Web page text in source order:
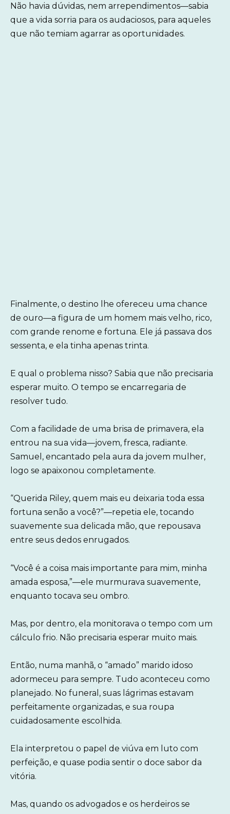
Não havia dúvidas, nem arrependimentos—sabia
que a vida sorria para os audaciosos, para aqueles
que não temiam agarrar as oportunidades.
Finalmente, o destino lhe ofereceu uma chance
de ouro—a figura de um homem mais velho, rico,
com grande renome e fortuna. Ele já passava dos
sessenta, e ela tinha apenas trinta.
E qual o problema nisso? Sabia que não precisaria
esperar muito. O tempo se encarregaria de
resolver tudo.
Com a facilidade de uma brisa de primavera, ela
entrou na sua vida—jovem, fresca, radiante.
Samuel, encantado pela aura da jovem mulher,
logo se apaixonou completamente.
“Querida Riley, quem mais eu deixaria toda essa
fortuna senão a você?”—repetia ele, tocando
suavemente sua delicada mão, que repousava
entre seus dedos enrugados.
“Você é a coisa mais importante para mim, minha
amada esposa,”—ele murmurava suavemente,
enquanto tocava seu ombro.
Mas, por dentro, ela monitorava o tempo com um
cálculo frio. Não precisaria esperar muito mais.
Então, numa manhã, o “amado” marido idoso
adormeceu para sempre. Tudo aconteceu como
planejado. No funeral, suas lágrimas estavam
perfeitamente organizadas, e sua roupa
cuidadosamente escolhida.
Ela interpretou o papel de viúva em luto com
perfeição, e quase podia sentir o doce sabor da
vitória.
Mas, quando os advogados e os herdeiros se